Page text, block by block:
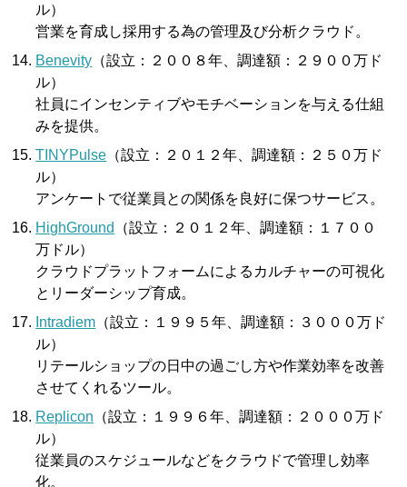
ル）
営業を育成し採用する為の管理及び分析クラウド。
Benevity （設立：２００８年、調達額：２９００万ド
ル）
社員にインセンティブやモチベーションを与える仕組
みを提供。
TINYPulse （設立：２０１２年、調達額：２５０万ド
ル）
アンケートで従業員との関係を良好に保つサービス。
HighGround
（設立：２０１２年、調達額：１７００
万ドル）
クラウドプラットフォームによるカルチャーの可視化
とリーダーシップ育成。
Intradiem （設立：１９９５年、調達額：３０００万ド
ル）
リテールショップの日中の過ごし方や作業効率を改善
させてくれるツール。
Replicon （設立：１９９６年、調達額：２０００万ド
ル）
従業員のスケジュールなどをクラウドで管理し効率
化。